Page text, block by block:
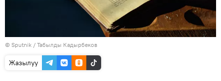
© Sputnik / Табылды Кадырбеков
Жазылуу